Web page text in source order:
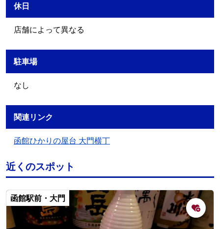
休日
店舗によって異なる
駐車場
なし
関連リンク
函館ひかりの屋台 大門横丁
近くのスポット
函館駅前・大門